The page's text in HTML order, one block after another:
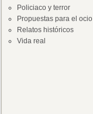
Policiaco y terror
Propuestas para el ocio
Relatos históricos
Vida real